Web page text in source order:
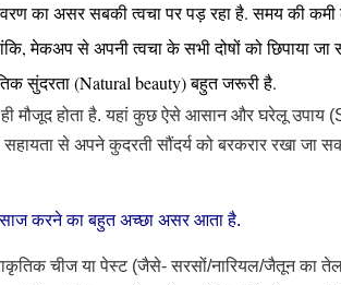
का असर सबकी त्वचा पर पड़ रहा है. समय की
मेकअप से अपनी त्वचा के सभी दोषों को
सुंदरता (Natural beauty) बहुत जरूरी है.
ही मौजूद होता है. यहां कुछ ऐसे आसान और घरेलू
से अपने कुदरती सौंदर्य को बरकरार रखा जा
करने का बहुत अच्छा असर आता है.
चीज या पेस्ट (जैसे- सरसों/नारियल/जैतून का